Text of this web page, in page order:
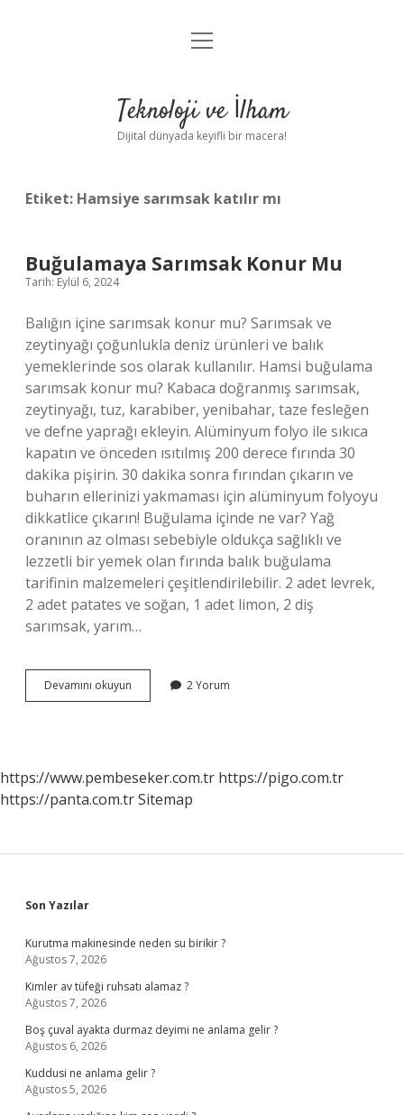
Anasayfa
Yasal Uyarı
menüyü
Teknoloji ve İlham
Dijital dünyada keyifli bir macera!
Etiket: Hamsiye sarımsak katılır mı
Buğulamaya Sarımsak Konur Mu
Tarih: Eylül 6, 2024
Balığın içine sarımsak konur mu? Sarımsak ve
zeytinyağı çoğunlukla deniz ürünleri ve balık
yemeklerinde sos olarak kullanılır. Hamsi buğulama
sarımsak konur mu? Kabaca doğranmış sarımsak,
zeytinyağı, tuz, karabiber, yenibahar, taze fesleğen
ve defne yaprağı ekleyin. Alüminyum folyo ile sıkıca
kapatın ve önceden ısıtılmış 200 derece fırında 30
dakika pişirin. 30 dakika sonra fırından çıkarın ve
buharın ellerinizi yakmaması için alüminyum folyoyu
dikkatlice çıkarın! Buğulama içinde ne var? Yağ
oranının az olması sebebiyle oldukça sağlıklı ve
lezzetli bir yemek olan fırında balık buğulama
tarifinin malzemeleri çeşitlendirilebilir. 2 adet levrek,
2 adet patates ve soğan, 1 adet limon, 2 diş
sarımsak, yarım…
Devamını okuyun Buğulamaya
Sarımsak
2 Yorum
https://www.pembeseker.com.tr https://pigo.com.tr
https://panta.com.trSitemap
Sidebar
Son Yazılar
Kurutma makinesinde neden su birikir ?
Ağustos 7, 2026
Kimler av tüfeği ruhsatı alamaz ?
Ağustos 7, 2026
Boş çuval ayakta durmaz deyimi ne anlama gelir ?
Ağustos 6, 2026
Kuddusi ne anlama gelir ?
Ağustos 5, 2026